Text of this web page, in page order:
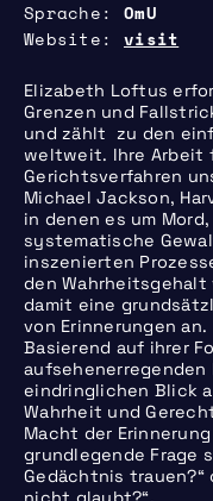
Sprache
OmU
Website
visit
Elizabeth Loftus
Grenzen und
und zählt zu den
weltweit. Ihre Arbeit
Gerichtsverfahren
Michael Jackson,
in denen es um
systematische
inszenierten
den Wahrheitsgehalt
damit eine
von Erinnerungen an.
Basierend auf ihrer
aufsehenerregenden
eindringlichen Blick
Wahrheit und
Macht der
grundlegende Frage
Gedächtnis trauen?“